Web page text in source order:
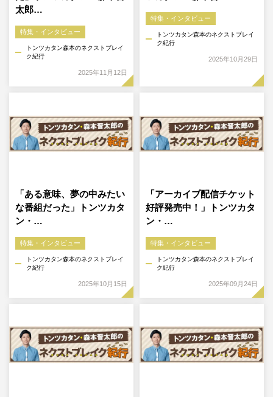
太郎…
特集・インタビュー
トンツカタン森本のネクストブレイ
ク紀行
2025年11月12日
特集・インタビュー
トンツカタン森本のネクストブレイ
ク紀行
2025年10月29日
「ある意味、夢の中みたい
な番組だった」トンツカタ
ン・…
特集・インタビュー
トンツカタン森本のネクストブレイ
ク紀行
2025年10月15日
「アーカイブ配信チケット
好評発売中！」トンツカタ
ン・…
特集・インタビュー
トンツカタン森本のネクストブレイ
ク紀行
2025年09月24日